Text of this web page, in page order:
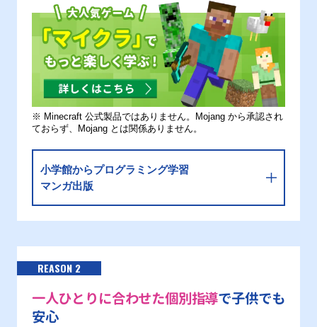
※ Minecraft 公式製品ではありません。Mojang から承認され
ておらず、Mojang とは関係ありません。
小学館からプログラミング学習
マンガ出版
REASON 2
一人ひとりに合わせた個別指導で子供でも
安心